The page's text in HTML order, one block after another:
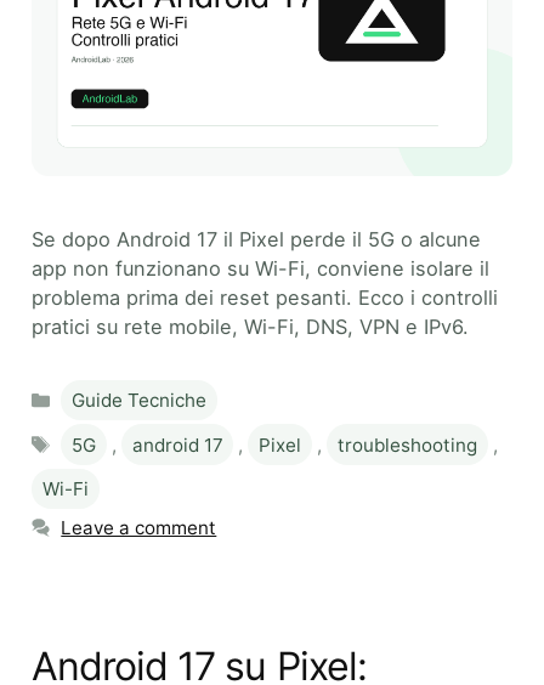
Se dopo Android 17 il Pixel perde il 5G o alcune
app non funzionano su Wi-Fi, conviene isolare il
problema prima dei reset pesanti. Ecco i controlli
pratici su rete mobile, Wi-Fi, DNS, VPN e IPv6.
Categories
Guide Tecniche
Tags
5G , android 17 , Pixel , troubleshooting
,
Wi-Fi
Leave a comment
Android 17 su Pixel: